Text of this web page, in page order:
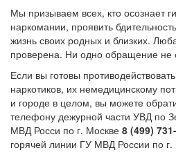
Мы призываем всех, кто осознает
наркомании, проявить
жизнь своих родных и близких.
проверена. Ни одно обращение не
Если вы готовы
наркотиков, их немедицинскому
и городе в целом, вы можете
телефону дежурной части УВД по
МВД Росси по г. Москве 8 (499)
горячей линии ГУ МВД России по г.